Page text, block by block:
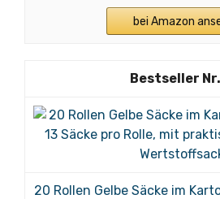
bei Amazon
20 Rollen Gelbe Säcke im